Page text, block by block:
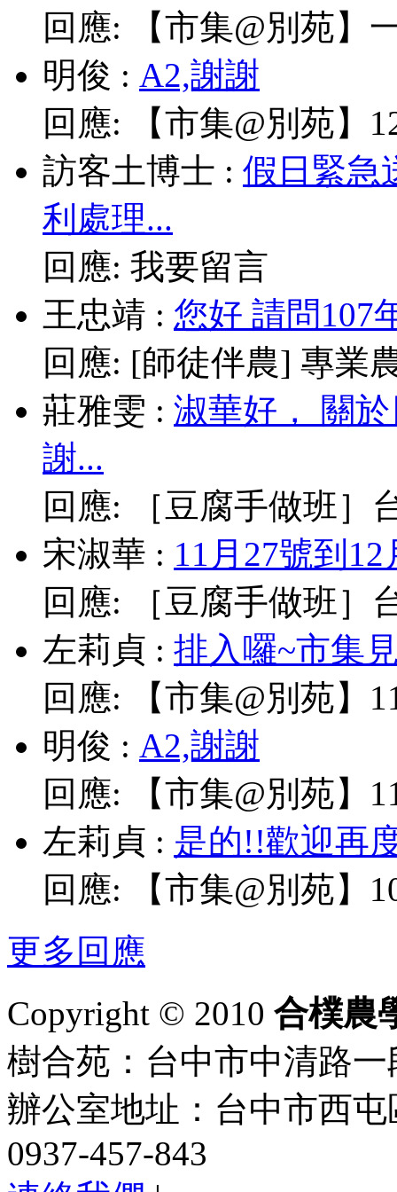
回應:
【市集@別苑】
明俊 : A2,謝謝
回應:
【市集@別苑】
訪客土博士 : 假日緊急
利處理...
回應: 我要留言
王忠靖 : 您好 請問107
回應: [師徒伴農] 專業
莊雅雯 : 淑華好， 關
謝...
回應:
［豆腐手做班］
宋淑華 : 11月27號到
回應:
［豆腐手做班］
左莉貞 : 排入囉~市集
回應:
【市集@別苑】
明俊 : A2,謝謝
回應:
【市集@別苑】
左莉貞 : 是的!!歡迎再
回應:
【市集@別苑】
更多回應
Copyright © 2010 合樸農
樹合苑：台中市中清路一
辦公室地址：台中市西
0937-457-843